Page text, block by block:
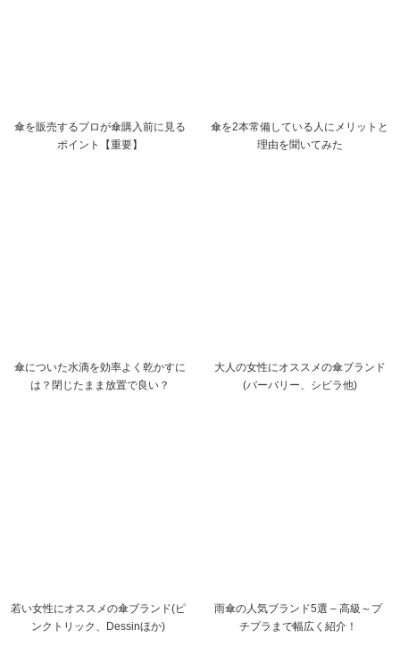
傘を販売するプロが傘購入前に見る
ポイント【重要】
傘を2本常備している人にメリットと
理由を聞いてみた
傘についた水滴を効率よく乾かすに
は？閉じたまま放置で良い？
大人の女性にオススメの傘ブランド
(バーバリー、シビラ他)
若い女性にオススメの傘ブランド(ピ
ンクトリック、Dessinほか)
雨傘の人気ブランド5選 – 高級～プ
チプラまで幅広く紹介！